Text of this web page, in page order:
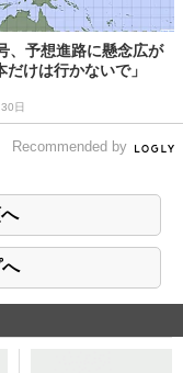
、予想進路に懸念広が
だけは行かないで」
日
Recommended by